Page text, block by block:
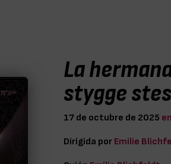
La
stygge
17 de octubre de 2025
Dirigida por Emilie